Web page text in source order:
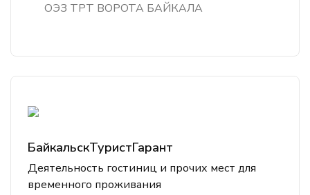
ОЭЗ ТРТ ВОРОТА БАЙКАЛА
БайкальскТуристГарант
Деятельность гостиниц и прочих мест для
временного проживания